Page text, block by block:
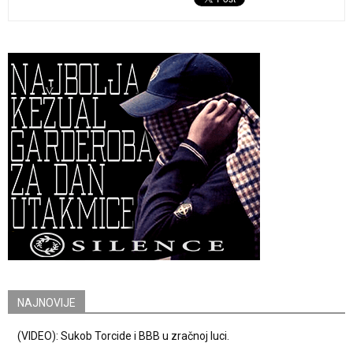
NAJNOVIJE
(VIDEO): Sukob Torcide i BBB u zračnoj luci.